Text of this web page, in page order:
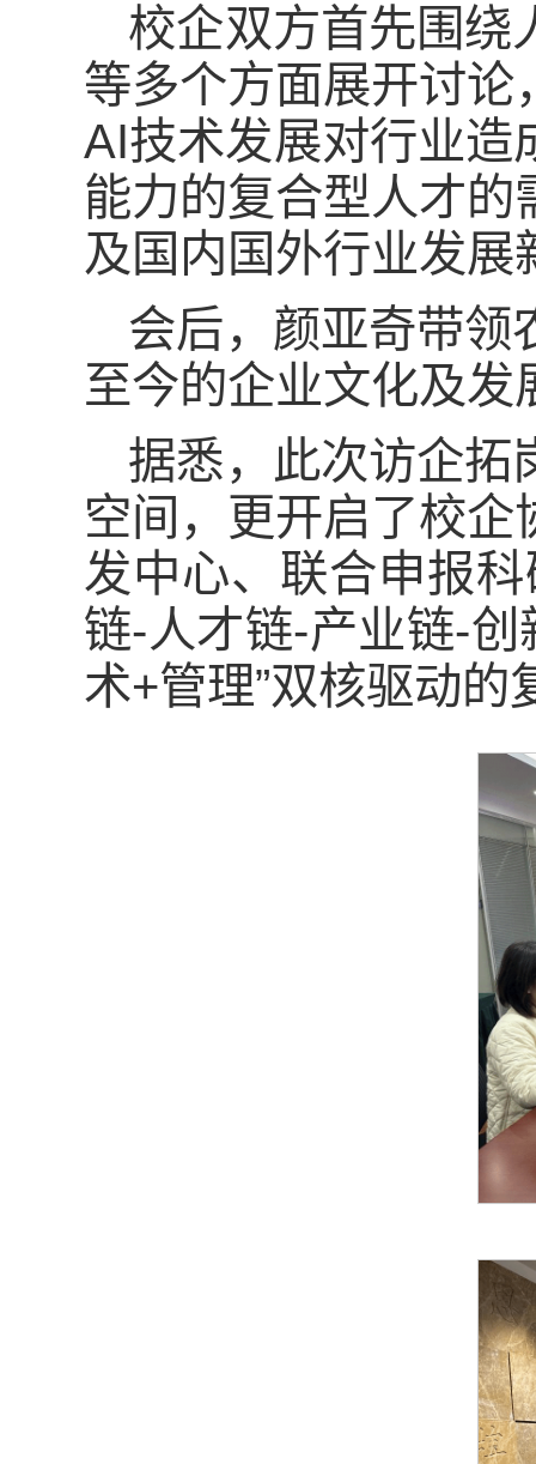
校企双方首先围绕
等多个方面展开讨论
AI技术发展对行业造
能力的复合型人才
及国内国外行业发
会后，颜亚奇带领
至今的企业文化及发
据悉，此次访企拓
空间，更开启了校
发中心、联合申报
链-人才链-产业链-创
术+管理”双核驱动的